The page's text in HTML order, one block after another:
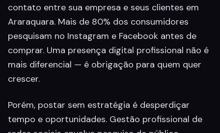
contato entre sua empresa e seus clientes em
Araraquara. Mais de 80% dos consumidores
pesquisam no Instagram e Facebook antes de
comprar. Uma presença digital profissional não é
mais diferencial — é obrigação para quem quer
crescer.
Porém, postar sem estratégia é desperdiçar
tempo e oportunidades. Gestão profissional de